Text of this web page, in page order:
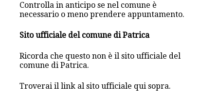
Controlla in anticipo se nel comune è
necessario o meno prendere appuntamento.
Sito ufficiale del comune di Patrica
Ricorda che questo non è il sito ufficiale del
comune di Patrica.
Troverai il link al sito ufficiale qui sopra.